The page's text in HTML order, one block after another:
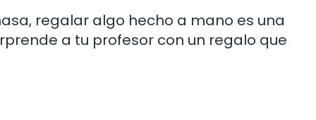
regalar algo hecho a mano es una
a tu profesor con un regalo que